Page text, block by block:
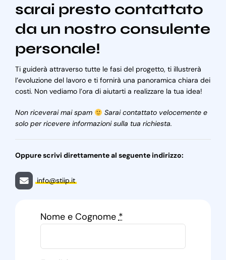
sarai presto contattato
da un nostro consulente
personale!
Ti guiderà attraverso tutte le fasi del progetto, ti illustrerà
l’evoluzione del lavoro e ti fornirà una panoramica chiara dei
costi. Non vediamo l’ora di aiutarti a realizzare la tua idea!
Non riceverai mai spam
Sarai contattato velocemente e
solo per ricevere informazioni sulla tua richiesta.
Oppure scrivi direttamente al seguente indirizzo:
info@stiip.it
Nome e Cognome*